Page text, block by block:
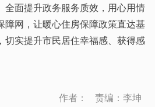
全面提升政务服务质效，用心用情
障网，让暖心住房保障政策直达基
切实提升市民居住幸福感、获得感
作者：
责编：李坤